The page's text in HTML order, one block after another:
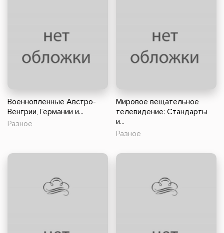
Военнопленные Австро-
Венгрии, Германии и...
Разное
Мировое вещательное
телевидение: Стандарты
и...
Разное